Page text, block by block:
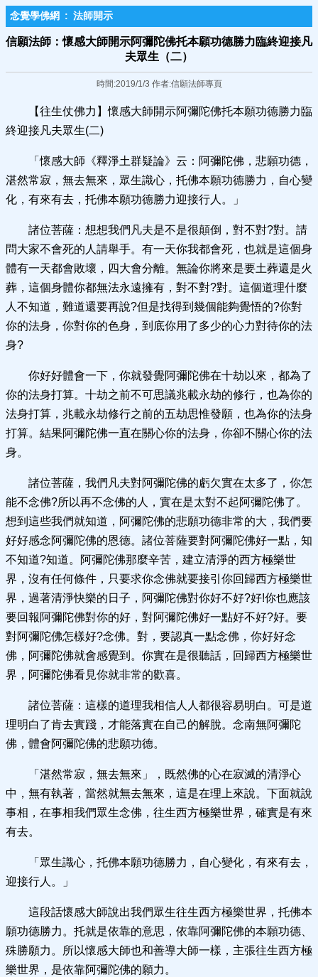
念覺學佛網 : 法師開示
信願法師：懷感大師開示阿彌陀佛托本願功德勝力臨終迎接凡
夫眾生（二）
時間:2019/1/3 作者:信願法師專頁
【往生仗佛力】懷感大師開示阿彌陀佛托本願功德勝力臨
終迎接凡夫眾生(二)
「懷感大師《釋淨土群疑論》云：阿彌陀佛，悲願功德，
湛然常寂，無去無來，眾生識心，托佛本願功德勝力，自心變
化，有來有去，托佛本願功德勝力迎接行人。」
諸位菩薩：想想我們凡夫是不是很顛倒，對不對?對。請
問大家不會死的人請舉手。有一天你我都會死，也就是這個身
體有一天都會敗壞，四大會分離。無論你將來是要土葬還是火
葬，這個身體你都無法永遠擁有，對不對?對。這個道理什麼
人不知道，難道還要再說?但是找得到幾個能夠覺悟的?你對
你的法身，你對你的色身，到底你用了多少的心力對待你的法
身?
你好好體會一下，你就發覺阿彌陀佛在十劫以來，都為了
你的法身打算。十劫之前不可思議兆載永劫的修行，也為你的
法身打算，兆載永劫修行之前的五劫思惟發願，也為你的法身
打算。結果阿彌陀佛一直在關心你的法身，你卻不關心你的法
身。
諸位菩薩，我們凡夫對阿彌陀佛的虧欠實在太多了，你怎
能不念佛?所以再不念佛的人，實在是太對不起阿彌陀佛了。
想到這些我們就知道，阿彌陀佛的悲願功德非常的大，我們要
好好感念阿彌陀佛的恩德。諸位菩薩要對阿彌陀佛好一點，知
不知道?知道。阿彌陀佛那麼辛苦，建立清淨的西方極樂世
界，沒有任何條件，只要求你念佛就要接引你回歸西方極樂世
界，過著清淨快樂的日子，阿彌陀佛對你好不好?好!你也應該
要回報阿彌陀佛對你的好，對阿彌陀佛好一點好不好?好。要
對阿彌陀佛怎樣好?念佛。對，要認真一點念佛，你好好念
佛，阿彌陀佛就會感覺到。你實在是很聽話，回歸西方極樂世
界，阿彌陀佛看見你就非常的歡喜。
諸位菩薩：這樣的道理我相信人人都很容易明白。可是道
理明白了肯去實踐，才能落實在自己的解脫。念南無阿彌陀
佛，體會阿彌陀佛的悲願功德。
「湛然常寂，無去無來」，既然佛的心在寂滅的清淨心
中，無有執著，當然就無去無來，這是在理上來說。下面就說
事相，在事相我們眾生念佛，往生西方極樂世界，確實是有來
有去。
「眾生識心，托佛本願功德勝力，自心變化，有來有去，
迎接行人。」
這段話懷感大師說出我們眾生往生西方極樂世界，托佛本
願功德勝力。托就是依靠的意思，依靠阿彌陀佛的本願功德、
殊勝願力。所以懷感大師也和善導大師一樣，主張往生西方極
樂世界，是依靠阿彌陀佛的願力。